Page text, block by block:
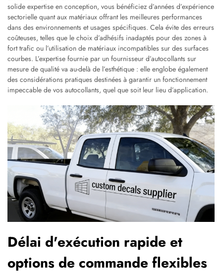
solide expertise en conception, vous bénéficiez d’années d’expérience
sectorielle quant aux matériaux offrant les meilleures performances
dans des environnements et usages spécifiques. Cela évite des erreurs
coûteuses, telles que le choix d’adhésifs inadaptés pour des zones à
fort trafic ou l’utilisation de matériaux incompatibles sur des surfaces
courbes. L’expertise fournie par un fournisseur d’autocollants sur
mesure de qualité va au-delà de l’esthétique : elle englobe également
des considérations pratiques destinées à garantir un fonctionnement
impeccable de vos autocollants, quel que soit leur lieu d’application.
Délai d'exécution rapide et
options de commande flexibles